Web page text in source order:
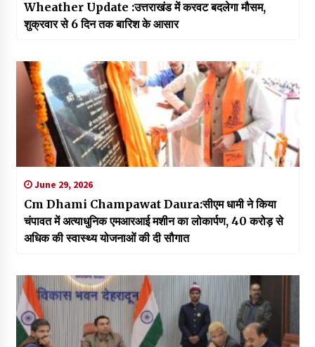
Wheather Update :उत्तराखंड में करवट बदलेगा मौसम,
शुक्रवार से 6 दिन तक बारिश के आसार
June 29, 2026
Cm Dhami Champawat Daura:सीएम धामी ने किया
चंपावत में अत्याधुनिक एमआरआई मशीन का लोकार्पण, 40 करोड़ से
अधिक की स्वास्थ्य योजनाओं की दी सौगात